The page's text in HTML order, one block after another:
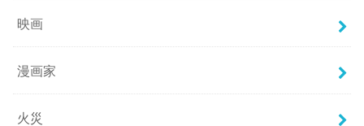
映画
漫画家
火災